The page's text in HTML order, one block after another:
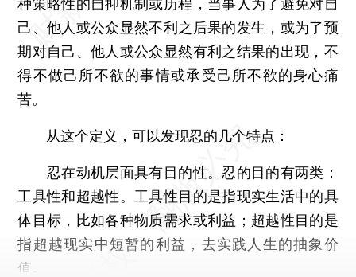
种策略性的自抑机制或历程，当事人为了避免对自
己、他人或公众显然不利之后果的发生，或为了预
期对自己、他人或公众显然有利之结果的出现，不
得不做己所不欲的事情或承受己所不欲的身心痛
苦。
从这个定义，可以发现忍的几个特点：
忍在动机层面具有目的性。忍的目的有两类：
工具性和超越性。工具性目的是指现实生活中的具
体目标，比如各种物质需求或利益；超越性目的是
指超越现实中短暂的利益，去实践人生的抽象价
值。